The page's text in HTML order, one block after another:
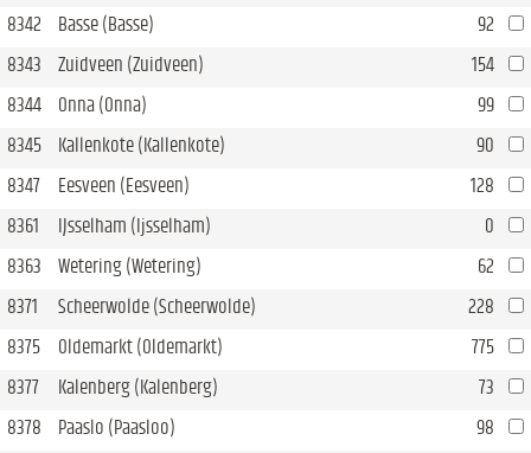
8342
Basse (Basse)
92
8343
Zuidveen (Zuidveen)
154
8344
Onna (Onna)
99
8345
Kallenkote (Kallenkote)
90
8347
Eesveen (Eesveen)
128
8361
IJsselham (Ijsselham)
0
8363
Wetering (Wetering)
62
8371
Scheerwolde (Scheerwolde)
228
8375
Oldemarkt (Oldemarkt)
775
8377
Kalenberg (Kalenberg)
73
8378
Paaslo (Paasloo) 98